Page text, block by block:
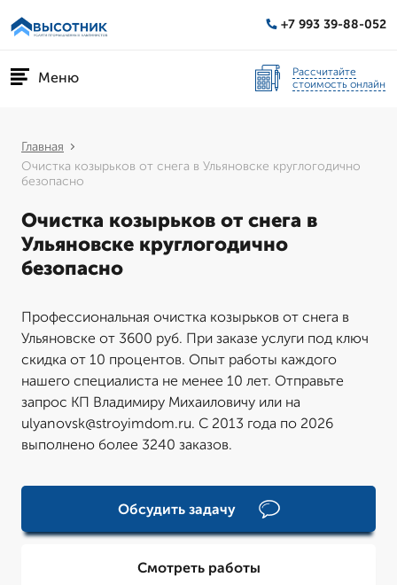
+7 993 39-88-052
Меню
Рассчитайте
стоимость онлайн
Главная
Очистка козырьков от снега в Ульяновске круглогодично
безопасно
Очистка козырьков от снега в
Ульяновске круглогодично
безопасно
Профессиональная очистка козырьков от снега в
Ульяновске от 3600 руб. При заказе услуги под ключ
скидка от 10 процентов. Опыт работы каждого
нашего специалиста не менее 10 лет. Отправьте
запрос КП Владимиру Михаиловичу или на
ulyanovsk@stroyimdom.ru. С 2013 года по 2026
выполнено более 3240 заказов.
Обсудить задачу
Смотреть работы